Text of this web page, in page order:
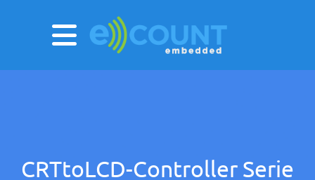
CRTtoLCD-Controller Serie